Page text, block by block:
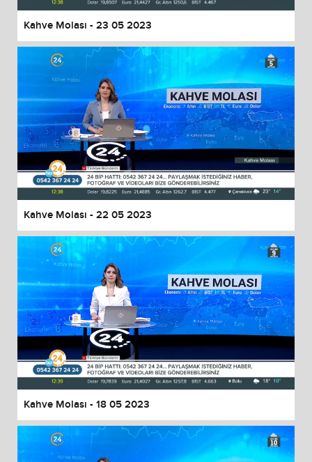
Kahve Molası - 23 05 2023
Kahve Molası - 22 05 2023
Kahve Molası - 18 05 2023